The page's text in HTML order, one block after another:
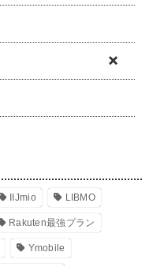
IIJmio LIBMO
Rakuten最強プラン
Ymobile